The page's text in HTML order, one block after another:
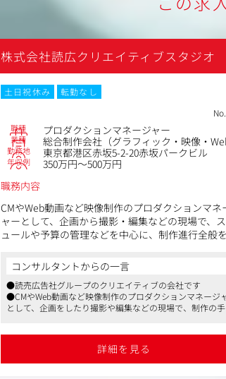
株式会社読広クリエイティブスタジオ
土日祝休み
転勤なし
職種 プロダクションマネージャー
業種 総合制作会社（グラフィック・映像・Web
勤務地 東京都港区赤坂5-2-20赤坂パークビル
年収例
350万円～500万円
職務内容
CMやWeb動画など映像制作のプロダクションマネ
ャーとして、企画から撮影・編集などの現場で、
ュールや予算の管理などを中心に、制作進行全般
制作を積極的かつ効率よく進行し、クオリティアッ
めざしていきます。
コンサルタントからの一言
●読売広告社グループのクリエイティブの会社です
●CMやWeb動画など映像制作のプロダクションマネージ
として、企画をしたり撮影や編集などの現場で、制作の
詳細を見る